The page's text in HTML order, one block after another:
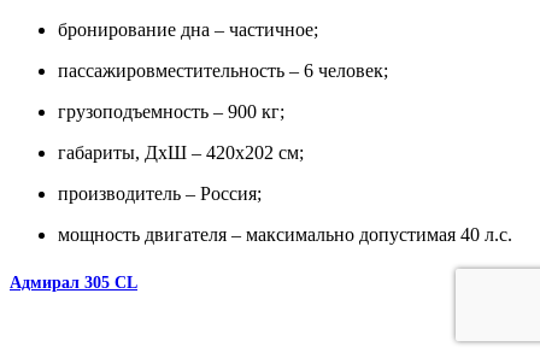
бронирование дна – частичное;
пассажировместительность – 6 человек;
грузоподъемность – 900 кг;
габариты, ДхШ – 420х202 см;
производитель – Россия;
мощность двигателя – максимально допустимая 40 л.с.
Адмирал 305 CL